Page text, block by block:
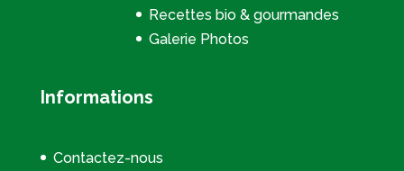
Recettes bio & gourmandes
Galerie Photos
Informations
Contactez-nous